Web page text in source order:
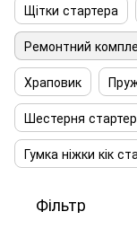
Щітки стартера
Ремонтний
Храповик
Шестерня
Гумка ніжки кік
Фільтр